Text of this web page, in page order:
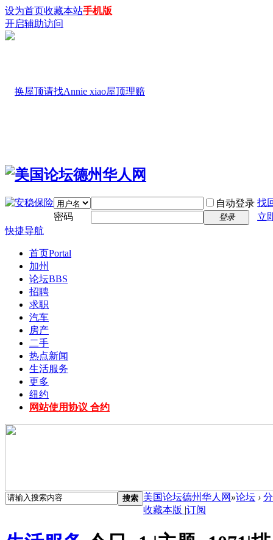
设为首页收藏本站手机版
开启辅助访问
自动登录 找
密码
登录
立
快捷导航
首页Portal
加州
论坛BBS
招聘
求职
汽车
房产
二手
热点新闻
生活服务
更多
纽约
网站使用协议 合约
搜索 美国论坛德州华人网 »论坛 ›
收藏本版 |订阅